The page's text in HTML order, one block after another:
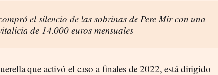
el silencio de las sobrinas de Pere Mir con una
de 14.000 euros mensuales
que activó el caso a finales de 2022, está dirigido